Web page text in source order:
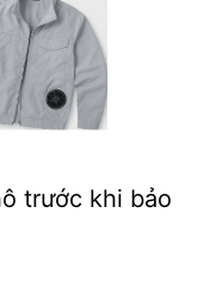
trước khi bảo